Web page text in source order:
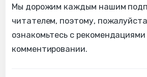
Мы дорожим каждым нашим
читателем, поэтому,
ознакомьтесь с рекомендациями
комментировании.